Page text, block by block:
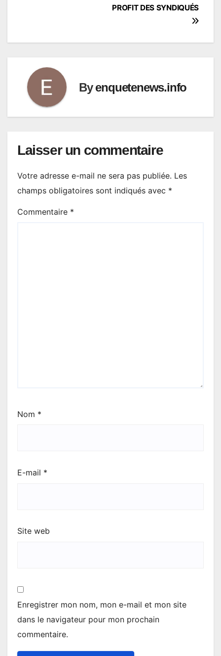
PROFIT DES SYNDIQUÉS
Byenquetenews.info
Laisser un commentaire
Votre adresse e-mail ne sera pas publiée. Les
champs obligatoires sont indiqués avec *
Commentaire *
Nom *
E-mail *
Site web
Enregistrer mon nom, mon e-mail et mon site
dans le navigateur pour mon prochain
commentaire.